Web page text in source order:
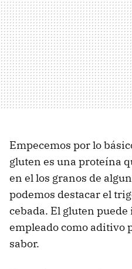
Empecemos por lo
gluten es una proteína
en el los granos de
podemos destacar el
cebada. El gluten
empleado como aditivo
sabor.